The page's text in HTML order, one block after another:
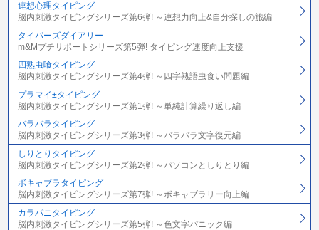
連想心理タイピング
脳内刺激タイピングシリーズ第6弾! ～連想力向上&自分探しの旅編
タイパーズダイアリー
m&Mプチサポートシリーズ第5弾! タイピング速度向上支援
四熟虫喰タイピング
脳内刺激タイピングシリーズ第4弾! ～四字熟語虫食い問題編
プラマイ±タイピング
脳内刺激タイピングシリーズ第1弾! ～単純計算繰り返し編
バラバラタイピング
脳内刺激タイピングシリーズ第3弾! ～バラバラ文字復元編
しりとりタイピング
脳内刺激タイピングシリーズ第2弾! ～パソコンとしりとり編
ボキャブラタイピング
脳内刺激タイピングシリーズ第7弾! ～ボキャブラリー向上編
カラパニタイピング
脳内刺激タイピングシリーズ第5弾! ～色文字パニック編